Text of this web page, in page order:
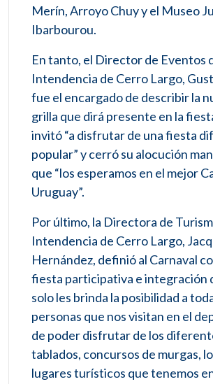
Merín, Arroyo Chuy y el Museo
Ibarbourou.
En tanto, el Director de Eventos
Intendencia de Cerro Largo,
fue el encargado de describir la
grilla que dirá presente en la
invitó “a disfrutar de una fiesta
popular” y cerró su alocución
que “los esperamos en el mejor
Uruguay”.
Por último, la Directora de
Intendencia de Cerro Largo,
Hernández, definió al Carnaval
fiesta participativa e integración
solo les brinda la posibilidad a
personas que nos visitan en el
de poder disfrutar de los
tablados, concursos de murgas,
lugares turísticos que tenemos